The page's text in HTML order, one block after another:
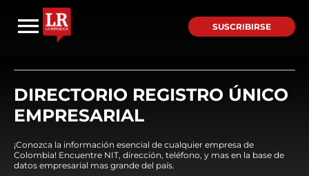
SUSCRIBIRSE
DIRECTORIO REGISTRO ÚNICO
EMPRESARIAL
¡Conozca la información esencial de cualquier empresa de
Colombia! Encuentre NIT, dirección, teléfono, y mas en la base de
datos empresarial mas grande del país.